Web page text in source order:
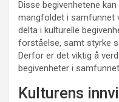
Disse begivenhetene
mangfoldet i samfunnet
delta i kulturelle
forståelse, samt styrke
Derfor er det viktig å
begivenheter i
Kulturens